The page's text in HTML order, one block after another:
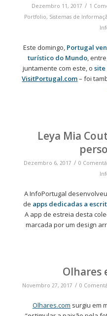
Dezembro 11, 2017 / 1
Portfolio, Sistemas de
Este domingo, Portugal
turístico do Mundo,
juntamente com este, o site
VisitPortugal.com– foi
Leya Mia
Dezembro 6, 2017 / 0
A InfoPortugal
de apps dedicadas a
A app de estreia desta
marcada por um design
Olhares
Novembro 27, 2017 / 0
Olhares.com surgiu em